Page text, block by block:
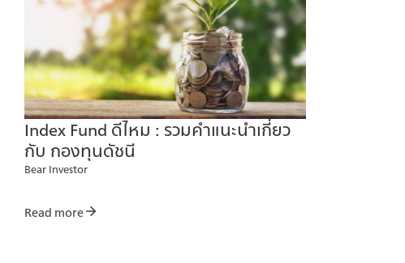
Index Fund ดีไหม : รวมคำแนะนำเกี่ยว
กับ กองทุนดัชนี
Bear Investor
Read more